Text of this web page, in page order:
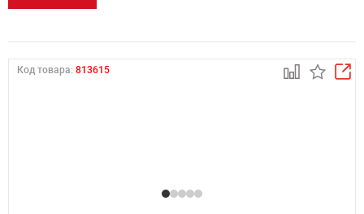
Код товара: 813615